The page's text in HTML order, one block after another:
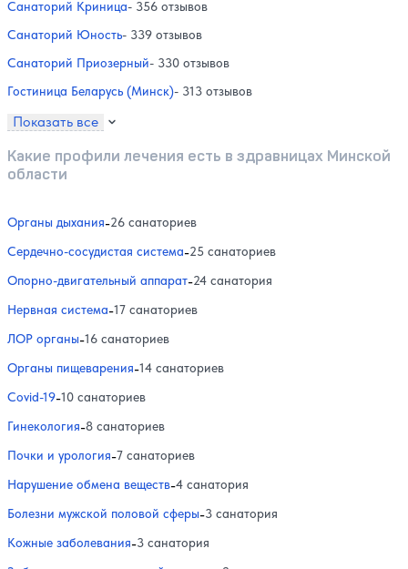
Санаторий Криница- 356 отзывов
Санаторий Юность- 339 отзывов
Санаторий Приозерный- 330 отзывов
Гостиница Беларусь (Минск)- 313 отзывов
Показать все
Какие профили лечения есть в здравницах Минской
области
Органы дыхания-26 санаториев
Сердечно-сосудистая система-25 санаториев
Опорно-двигательный аппарат-24 санатория
Нервная система-17 санаториев
ЛОР органы-16 санаториев
Органы пищеварения-14 санаториев
Covid-19-10 санаториев
Гинекология-8 санаториев
Почки и урология-7 санаториев
Нарушение обмена веществ-4 санатория
Болезни мужской половой сферы-3 санатория
Кожные заболевания-3 санатория